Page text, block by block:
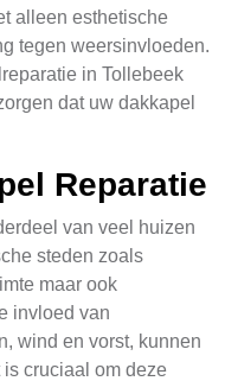
alleen esthetische
tegen weersinvloeden.
in Tollebeek
dat uw dakkapel
Reparatie
van veel huizen
steden zoals
maar ook
invloed van
wind en vorst, kunnen
cruciaal om deze